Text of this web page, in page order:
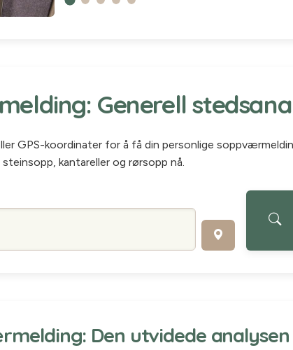
Generell
GPS-koordinater for å få din personlige
kantareller og rørsopp nå.
Den utvidede analysen